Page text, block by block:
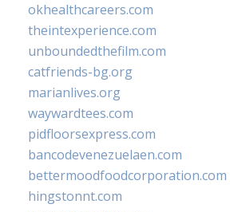
okhealthcareers.com
theintexperience.com
unboundedthefilm.com
catfriends-bg.org
marianlives.org
waywardtees.com
pidfloorsexpress.com
bancodevenezuelaen.com
bettermoodfoodcorporation.com
hingstonnt.com